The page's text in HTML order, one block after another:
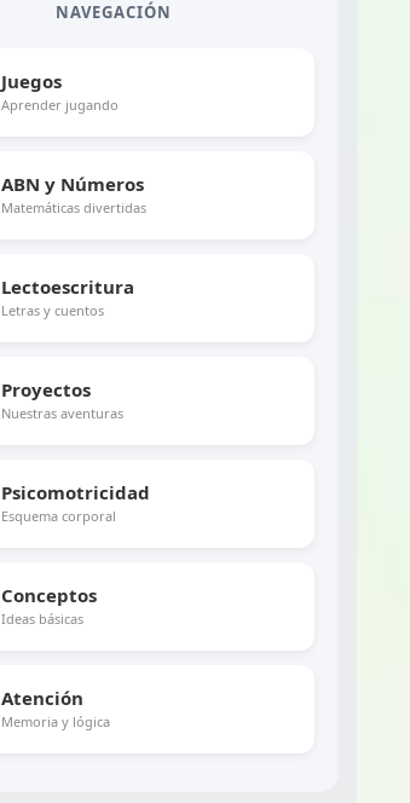
NAVEGACIÓN
Juegos
Aprender jugando
ABN y Números
Matemáticas divertidas
Lectoescritura
Letras y cuentos
Proyectos
Nuestras aventuras
Psicomotricidad
Esquema corporal
Conceptos
Ideas básicas
Atención
Memoria y lógica